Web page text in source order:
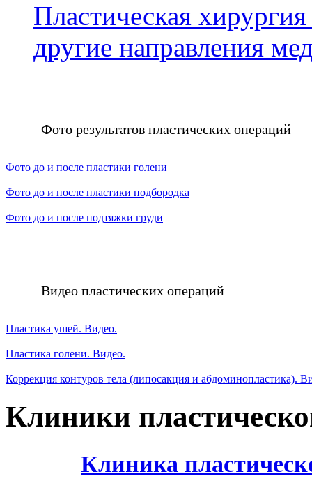
Пластическая
другие направления
Фото результатов пластических операций
Фото до и после пластики голени
Фото до и после пластики подбородка
Фото до и после подтяжки груди
Видео пластических операций
Пластика ушей. Видео.
Пластика голени. Видео.
Коррекция контуров тела (липосакция и абдоминопластика).
Клиники
Клиника